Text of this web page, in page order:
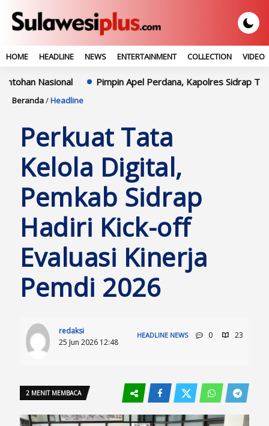
HOME HEADLINE NEWS ENTERTAINMENT COLLECTION VIDEO
Pimpin Apel Perdana, Kapolres Sidrap Tekankan
Beranda/Headline
Perkuat Tata
Kelola Digital,
Pemkab Sidrap
Hadiri Kick-off
Evaluasi Kinerja
Pemdi 2026
redaksi
25 Jun 2026 12:48
HEADLINE NEWS 0 23
2 MENIT MEMBACA